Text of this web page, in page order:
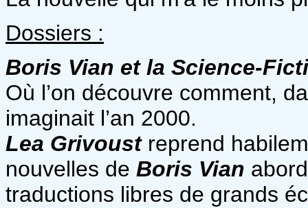
Dossiers :
Boris Vian et la Science-
Où l’on découvre comment,
imaginait l’an 2000.
Lea Grivoustreprend
nouvelles de Boris Vian
traductions libres de grands